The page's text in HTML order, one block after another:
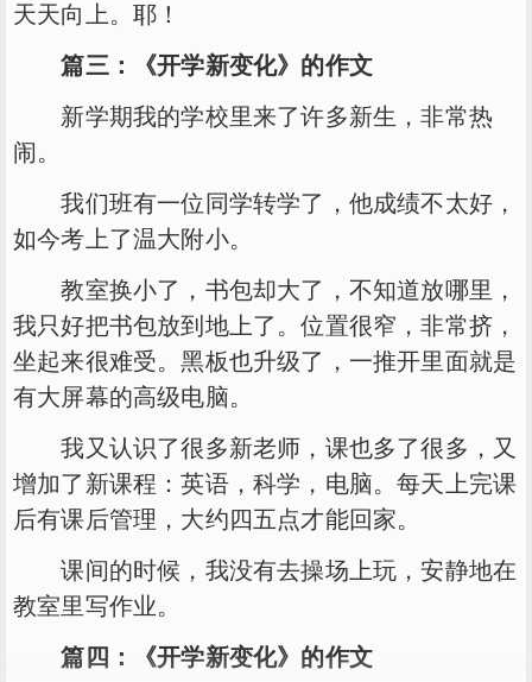
天天向上。耶！
篇三：《开学新变化》的作文
新学期我的学校里来了许多新生，非常热
闹。
我们班有一位同学转学了，他成绩不太好，
如今考上了温大附小。
教室换小了，书包却大了，不知道放哪里，
我只好把书包放到地上了。位置很窄，非常挤，
坐起来很难受。黑板也升级了，一推开里面就是
有大屏幕的高级电脑。
我又认识了很多新老师，课也多了很多，又
增加了新课程：英语，科学，电脑。每天上完课
后有课后管理，大约四五点才能回家。
课间的时候，我没有去操场上玩，安静地在
教室里写作业。
篇四：《开学新变化》的作文